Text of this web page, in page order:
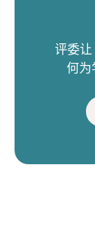
评委
何为